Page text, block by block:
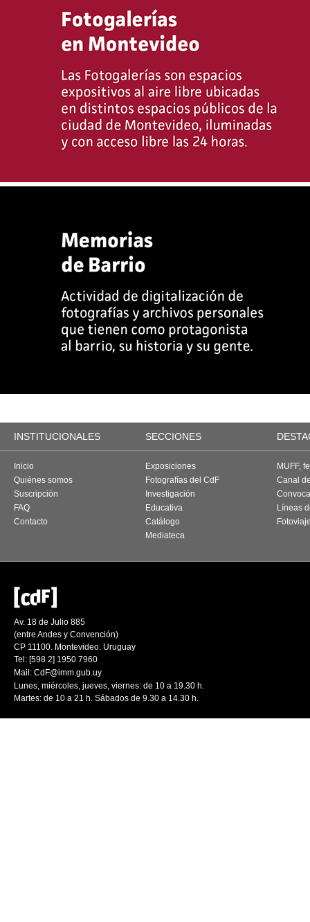
INSTITUCIONALES SECCIONES
Inicio
Quiénes somos
Suscripción
FAQ
Contacto
Exposiciones
Fotografías del CdF
Investigación
Educativa
Catálogo
Mediateca
MUFF,
Canal
Líneas
Av. 18 de Julio 885
(entre Andes y Convención)
CP 11100. Montevideo. Uruguay
Tel: [598 2] 1950 7960
Mail: CdF@imm.gub.uy
Lunes, miércoles, jueves, viernes: de 10 a 19.30 h.
Martes: de 10 a 21 h. Sábados de 9.30 a 14.30 h.